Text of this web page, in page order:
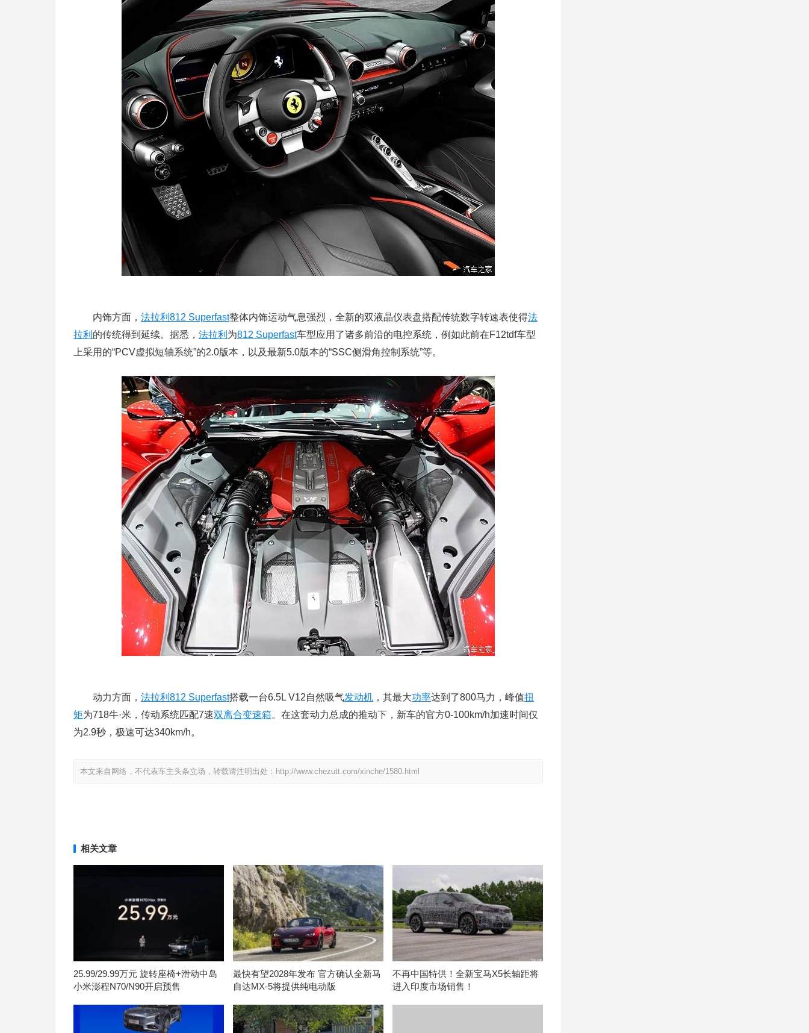
内饰方面， 法拉利 812 Superfast整体内饰运动气息强烈，全新的双液晶仪表盘搭配传统数字转速表使得法
拉利 的传统得到延续。据悉， 法拉利 为812 Superfast车型应用了诸多前沿的电控系统，例如此前在F12tdf车型
上采用的“PCV虚拟短轴系统”的2.0版本，以及最新5.0版本的“SSC侧滑角控制系统”等。
动力方面， 法拉利 812 Superfast搭载一台6.5L V12自然吸气发动机 ，其最大功率达到了800马力，峰值扭
矩为718牛·米，传动系统匹配7速双离合变速箱。在这套动力总成的推动下，新车的官方0-100km/h加速时间仅
为2.9秒，极速可达340km/h。
本文来自网络，不代表车主头条立场，转载请注明出处：http://www.chezutt.com/xinche/1580.html
相关文章
25.99/29.99万元 旋转座椅+滑动中岛
小米澎程N70/N90开启预售
最快有望2028年发布 官方确认全新马
自达MX-5将提供纯电动版
不再中国特供！全新宝马X5长轴距将
进入印度市场销售！